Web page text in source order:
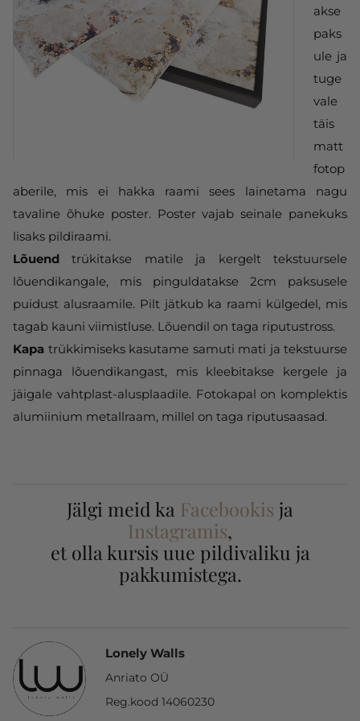
akse
paks
ule ja
tuge
vale
täis
matt
fotop
aberile, mis ei hakka raami sees lainetama nagu
tavaline õhuke poster. Poster vajab seinale panekuks
lisaks pildiraami.
Lõuend trükitakse matile ja kergelt tekstuursele
lõuendikangale, mis pinguldatakse 2cm paksusele
puidust alusraamile. Pilt jätkub ka raami külgedel, mis
tagab kauni viimistluse. Lõuendil on taga riputustross.
Kapa trükkimiseks kasutame samuti mati ja tekstuurse
pinnaga lõuendikangast, mis kleebitakse kergele ja
jäigale vahtplast-alusplaadile. Fotokapal on komplektis
alumiinium metallraam, millel on taga riputusaasad.
Jälgi meid ka Facebookis ja
Instagramis,
et olla kursis uue pildivaliku ja
pakkumistega.
Lonely Walls
Anriato OÜ
Reg.kood 14060230